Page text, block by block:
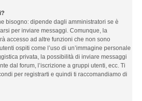
bisogno: dipende dagli amministratori se è
per inviare messaggi. Comunque, la
accesso ad altre funzioni che non sono
ospiti come l’uso di un’immagine personale
privata, la possibilità di inviare messaggi
dal forum, l’iscrizione a gruppi utenti, ecc. Ti
per registrarti e quindi ti raccomandiamo di